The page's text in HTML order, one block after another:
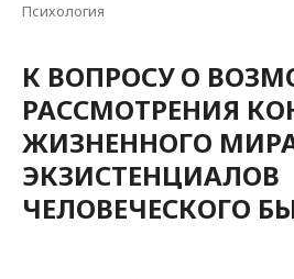
Психология
К ВОПРОСУ О
РАССМОТРЕНИЯ
ЖИЗНЕННОГО
ЭКЗИСТЕНЦИАЛОВ
ЧЕЛОВЕЧЕСКОГО